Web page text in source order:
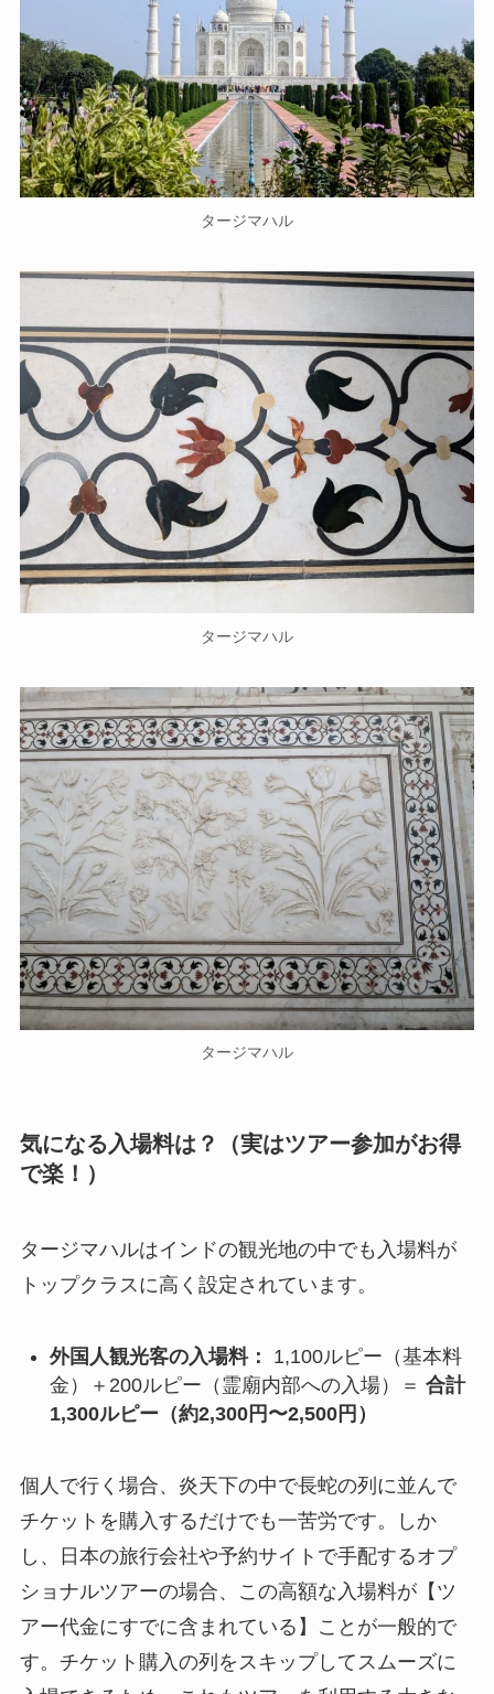
タージマハル
タージマハル
タージマハル
気になる入場料は？（実はツアー参加がお得
で楽！）
タージマハルはインドの観光地の中でも入場料が
トップクラスに高く設定されています。
外国人観光客の入場料：
1,100ルピー（基本料
金）＋200ルピー（霊廟内部への入場）＝ 合計
1,300ルピー（約2,300円〜2,500円）
個人で行く場合、炎天下の中で長蛇の列に並んで
チケットを購入するだけでも一苦労です。しか
し、日本の旅行会社や予約サイトで手配するオプ
ショナルツアーの場合、この高額な入場料が【ツ
アー代金にすでに含まれている】ことが一般的で
す。チケット購入の列をスキップしてスムーズに